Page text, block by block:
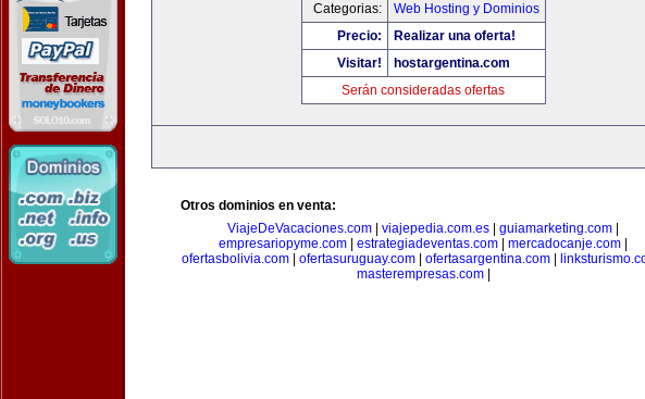
Categorias:
Web Hosting y Dominios
Precio:
Realizar una oferta!
Visitar!
hostargentina.com
Serán consideradas ofertas
Otros dominios en venta:
ViajeDeVacaciones.com
viajepedia.com.es guiamarketing.com
empresariopyme.com
estrategiadeventas.com mercadocanje.com
ofertasbolivia.com| ofertasuruguay.com| ofertasargentina.com|
masterempresas.com|